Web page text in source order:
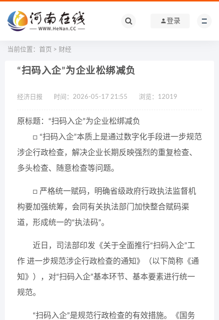
登录
当前位置： 首页 > 财经
“扫码入企”为企业松绑减负
经济日报 时间：2026-05-17 21:55 浏览： 12019
原标题：“扫码入企”为企业松绑减负
□ “扫码入企”本质上是通过数字化手段进一步规范
涉企行政检查，解决企业长期反映强烈的重复检查、
多头检查、随意检查等问题。
□ 严格统一赋码，明确省级政府行政执法监督机
构要加强统筹，会同有关执法部门加快整合赋码渠
道，形成统一的“执法码”。
近日，司法部印发《关于全面推行“扫码入企”工
作 进一步规范涉企行政检查的通知》（以下简称《通
知》），对“扫码入企”基本环节、基本要素进行统一
规范。
“扫码入企”是规范行政检查的有效措施。《国务